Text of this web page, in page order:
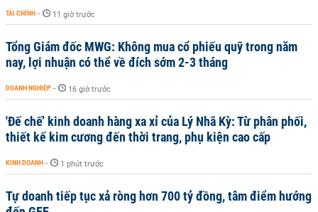
TÀI CHÍNH - 11 giờ trước
Tổng Giám đốc MWG: Không mua cổ phiếu quỹ trong năm
nay, lợi nhuận có thể về đích sớm 2-3 tháng
DOANH NGHIỆP - 16 giờ trước
'Đế chế’ kinh doanh hàng xa xỉ của Lý Nhã Kỳ: Từ phân phối,
thiết kế kim cương đến thời trang, phụ kiện cao cấp
KINH DOANH - 1 phút trước
Tự doanh tiếp tục xả ròng hơn 700 tỷ đồng, tâm điểm hướng